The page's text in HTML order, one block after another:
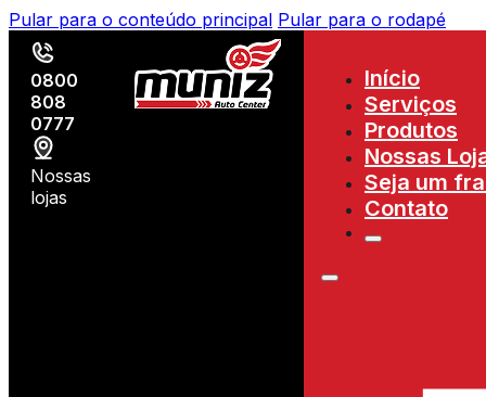
Pular para o conteúdo principal Pular para o rodapé
0800
808
0777
Nossas
lojas
Início
Serviços
Produtos
Nossas
Seja um
Contato